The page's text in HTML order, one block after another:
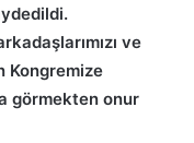
ve
Kongremize
görmekten onur